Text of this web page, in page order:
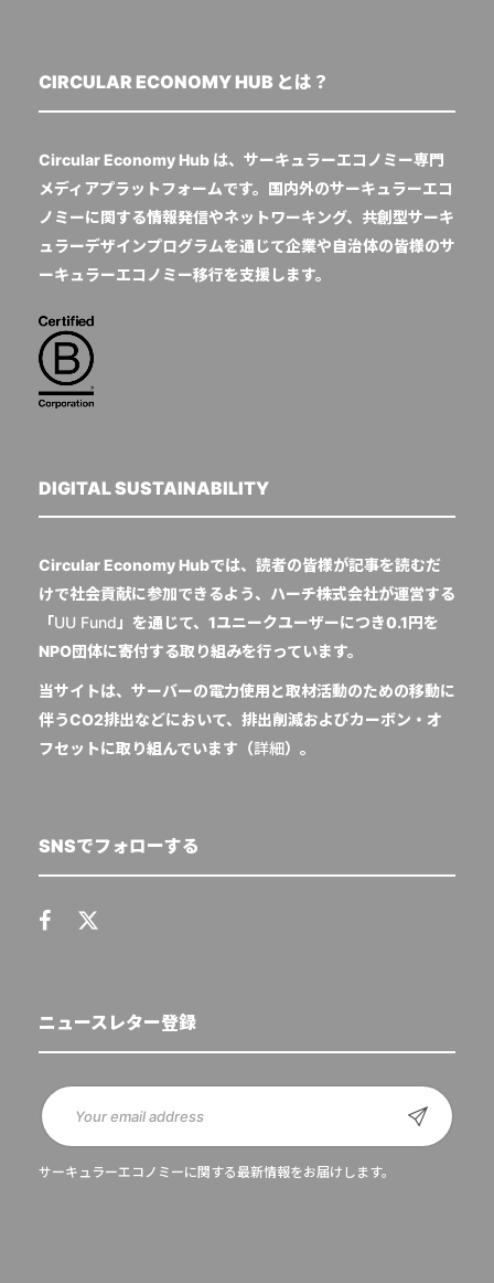
CIRCULAR ECONOMY HUB とは？
Circular Economy Hub は、サーキュラーエコノミー専門
メディアプラットフォームです。国内外のサーキュラーエコ
ノミーに関する情報発信やネットワーキング、共創型サーキ
ュラーデザインプログラムを通じて企業や自治体の皆様のサ
ーキュラーエコノミー移行を支援します。
DIGITAL SUSTAINABILITY
Circular Economy Hubでは、読者の皆様が記事を読むだ
けで社会貢献に参加できるよう、ハーチ株式会社が運営する
「UU Fund 」を通じて、1ユニークユーザーにつき0.1円を
NPO団体に寄付する取り組みを行っています。
当サイトは、サーバーの電力使用と取材活動のための移動に
伴うCO2排出などにおいて、排出削減およびカーボン・オ
フセットに取り組んでいます（詳細）。
SNSでフォローする
ニュースレター登録
サーキュラーエコノミーに関する最新情報をお届けします。